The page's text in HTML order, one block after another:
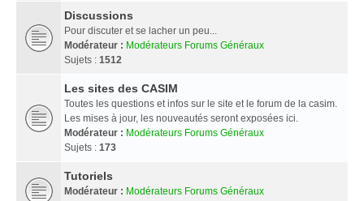
Discussions
Pour discuter et se lacher un peu...
Modérateur : Modérateurs Forums Généraux
Sujets : 1512
Les sites des CASIM
Toutes les questions et infos sur le site et le forum de la casim.
Les mises à jour, les nouveautés seront exposées ici.
Modérateur : Modérateurs Forums Généraux
Sujets : 173
Tutoriels
Modérateur : Modérateurs Forums Généraux